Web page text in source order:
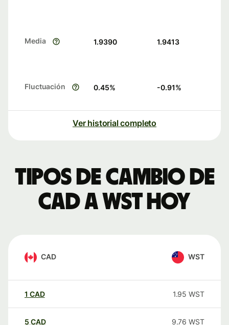
Media 1.9390 1.9413
Fluctuación 0.45% -0.91%
Ver historial completo
Tipos de cambio de
CAD a WST hoy
CAD WST
1 CAD 1.95 WST
5 CAD 9.76 WST